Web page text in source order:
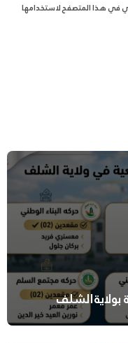
في هذا المتصفح لاستخدامها
بولاية الشلف